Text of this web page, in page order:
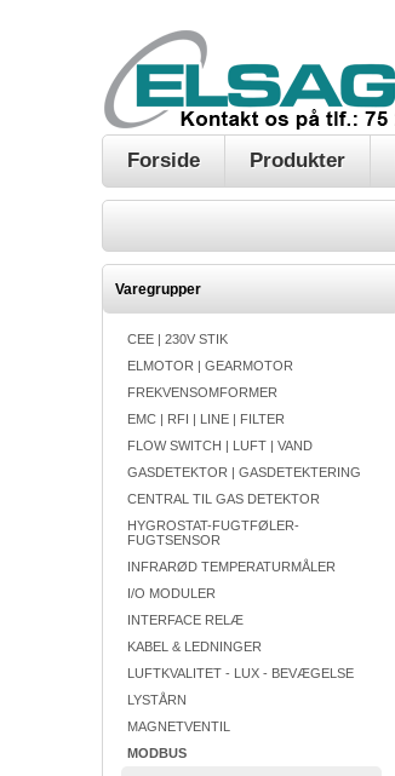
Forside Produkter
Varegrupper
CEE | 230V STIK
ELMOTOR | GEARMOTOR
FREKVENSOMFORMER
EMC | RFI | LINE | FILTER
FLOW SWITCH | LUFT | VAND
GASDETEKTOR | GASDETEKTERING
CENTRAL TIL GAS DETEKTOR
HYGROSTAT-FUGTFØLER-
FUGTSENSOR
INFRARØD TEMPERATURMÅLER
I/O MODULER
INTERFACE RELÆ
KABEL & LEDNINGER
LUFTKVALITET - LUX - BEVÆGELSE
LYSTÅRN
MAGNETVENTIL
MODBUS